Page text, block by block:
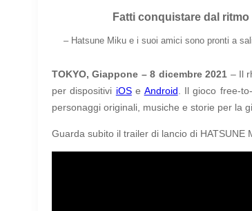
Fatti conquistare dal
– Hatsune Miku e i suoi amici sono pronti a
TOKYO, Giappone – 8 dicembre 2021 – Il
per dispositivi iOSe Android . Il gioco free-
personaggi originali, musiche e storie per la
Guarda subito il trailer di lancio di HATSUNE